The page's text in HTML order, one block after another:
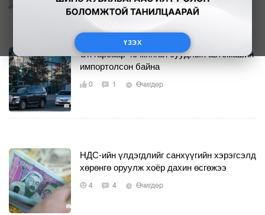
ҮЗЭХ
Он гарсаар 43 мянган суудлын автомашин
импортолсон байна
0 1 Өчигдөр
НДС-ийн үлдэгдлийг санхүүгийн хэрэгсэлд
хөрөнгө оруулж хоёр дахин өсгөжээ
4 4 Өчигдөр